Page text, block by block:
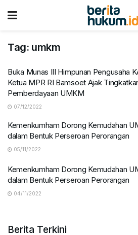
Tag: umkm
Buka Munas III Himpunan Pengusaha
Ketua MPR RI Bamsoet Ajak
Pemberdayaan UMKM
07/12/2022
Kemenkumham Dorong Kemudahan
dalam Bentuk Perseroan Perorangan
05/11/2022
Kemenkumham Dorong Kemudahan
dalam Bentuk Perseroan Perorangan
04/11/2022
Berita Terkini